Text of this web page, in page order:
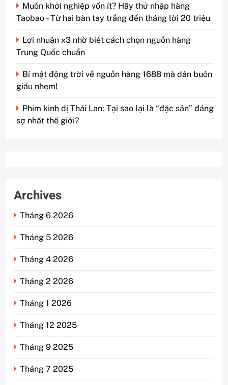
Muốn khởi nghiệp vốn ít? Hãy thử nhập hàng
Taobao – Từ hai bàn tay trắng đến tháng lời 20 triệu
Lợi nhuận x3 nhờ biết cách chọn nguồn hàng
Trung Quốc chuẩn
Bí mật động trời về nguồn hàng 1688 mà dân buôn
giấu nhẹm!
Phim kinh dị Thái Lan: Tại sao lại là “đặc sản” đáng
sợ nhất thế giới?
Archives
Tháng 6 2026
Tháng 5 2026
Tháng 4 2026
Tháng 2 2026
Tháng 1 2026
Tháng 12 2025
Tháng 9 2025
Tháng 7 2025